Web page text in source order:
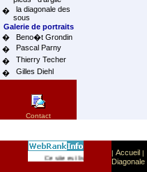
�
la diagonale des
sous
Galerie de portraits
�
Beno�t Grondin
�
Pascal Parny
�
Thierry Techer
�
Gilles Diehl
Contact
Ce site est list� dans la cat�gorie
| Accueil |